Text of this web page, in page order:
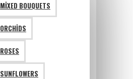
MIXED BOUQUETS
ORCHIDS
ROSES
SUNFLOWERS